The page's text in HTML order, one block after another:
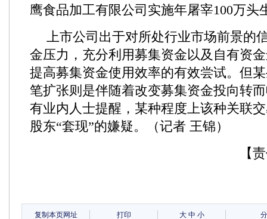
鹰食品加工有限公司实施年屠宰100万头
上市公司出于对所处行业市场前景的
金压力，充分利用募集资金以及自有资
提高募集资金使用效率的有效尝试。但
笔扩张则是伴随着改变募集资金投向转
有业内人士提醒，某种程度上该种关联
股东“套现”的嫌疑。（记者 王锦）
【
复制本页网址 打印 大 中 小